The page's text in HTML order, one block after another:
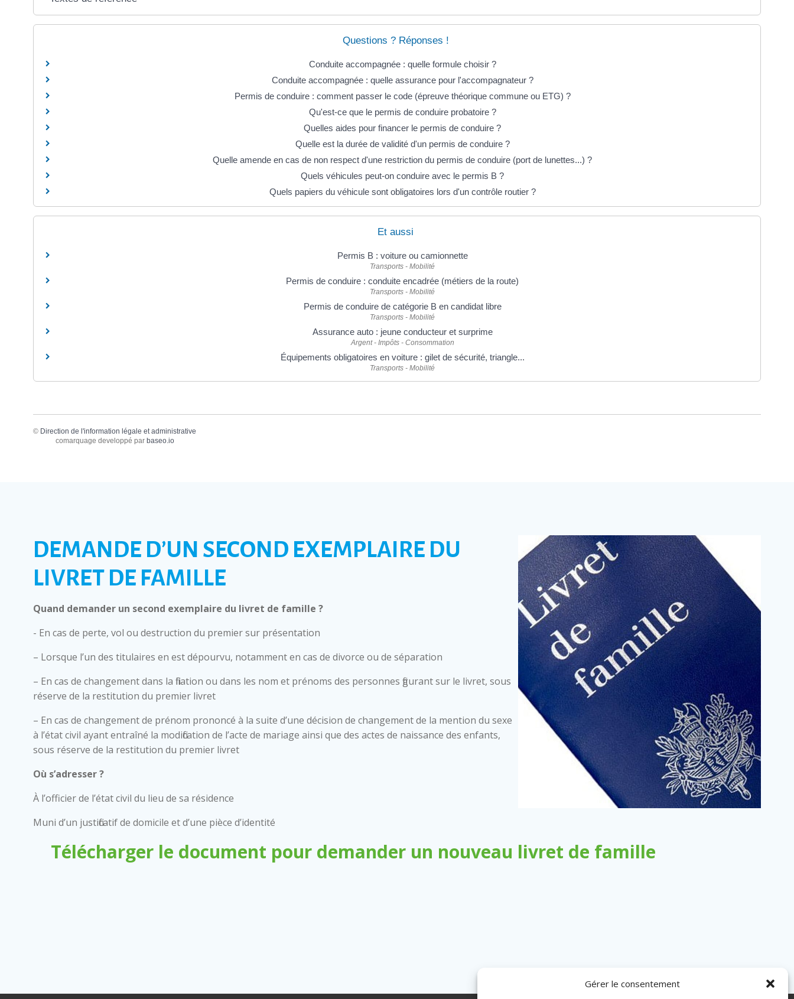
Gérer le consentement
Questions ? Réponses !
Conduite accompagnée : quelle formule choisir ?
Conduite accompagnée : quelle assurance pour l'accompagnateur ?
Permis de conduire : comment passer le code (épreuve théorique commune ou ETG) ?
Qu'est-ce que le permis de conduire probatoire ?
Quelles aides pour financer le permis de conduire ?
Quelle est la durée de validité d'un permis de conduire ?
Quelle amende en cas de non respect d'une restriction du permis de conduire (port de lunettes...) ?
Quels véhicules peut-on conduire avec le permis B ?
Quels papiers du véhicule sont obligatoires lors d'un contrôle routier ?
Et aussi
Permis B : voiture ou camionnette
Transports - Mobilité
Permis de conduire : conduite encadrée (métiers de la route)
Transports - Mobilité
Permis de conduire de catégorie B en candidat libre
Transports - Mobilité
Assurance auto : jeune conducteur et surprime
Argent - Impôts - Consommation
Équipements obligatoires en voiture : gilet de sécurité, triangle...
Transports - Mobilité
© Direction de l'information légale et administrative
comarquage developpé par baseo.io
DEMANDE D’UN SECOND EXEMPLAIRE DU
LIVRET DE FAMILLE
Quand demander un second exemplaire du livret de famille ?
- En cas de perte, vol ou destruction du premier sur présentation
– Lorsque l’un des titulaires en est dépourvu, notamment en cas de divorce ou de séparation
– En cas de changement dans la filiation ou dans les nom et prénoms des personnes figurant sur le livret, sous
réserve de la restitution du premier livret
– En cas de changement de prénom prononcé à la suite d’une décision de changement de la mention du sexe
à l’état civil ayant entraîné la modification de l’acte de mariage ainsi que des actes de naissance des enfants,
sous réserve de la restitution du premier livret
Où s’adresser ?
À l’officier de l’état civil du lieu de sa résidence
Muni d’un justificatif de domicile et d’une pièce d’identité
Télécharger le document pour demander un nouveau livret de famille